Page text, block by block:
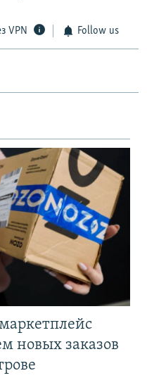
VPN Follow us
новых заказов